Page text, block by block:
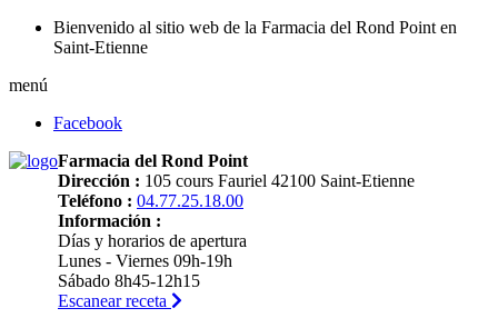
Bienvenido al sitio web de la Farmacia del Rond Point en
Saint-Etienne
menú
Facebook
Farmacia del Rond Point
Dirección : 105 cours Fauriel 42100 Saint-Etienne
Teléfono : 04.77.25.18.00
Información :
Días y horarios de apertura
Lunes - Viernes 09h-19h
Sábado 8h45-12h15
Escanear receta